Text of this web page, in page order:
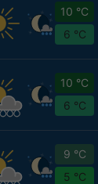
10 °C
6 °C
10 °C
6 °C
9 °C
5 °C